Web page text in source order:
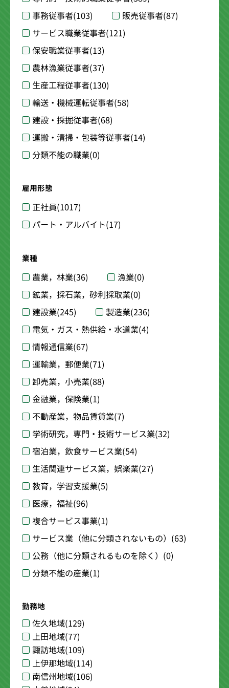
事務従事者(103) 販売従事者(87)
サービス職業従事者(121)
保安職業従事者(13)
農林漁業従事者(37)
生産工程従事者(130)
輸送・機械運転従事者(58)
建設・採掘従事者(68)
運搬・清掃・包装等従事者(14)
分類不能の職業(0)
雇用形態
正社員(1017)
パート・アルバイト(17)
業種
農業，林業(36) 漁業(0)
鉱業，採石業，砂利採取業(0)
建設業(245) 製造業(236)
電気・ガス・熱供給・水道業(4)
情報通信業(67)
運輸業，郵便業(71)
卸売業，小売業(88)
金融業，保険業(1)
不動産業，物品賃貸業(7)
学術研究，専門・技術サービス業(32)
宿泊業，飲食サービス業(54)
生活関連サービス業，娯楽業(27)
教育，学習支援業(5)
医療，福祉(96)
複合サービス事業(1)
サービス業（他に分類されないもの） (63)
公務（他に分類されるものを除く） (0)
分類不能の産業(1)
勤務地
佐久地域(129)
上田地域(77)
諏訪地域(109)
上伊那地域(114)
南信州地域(106)